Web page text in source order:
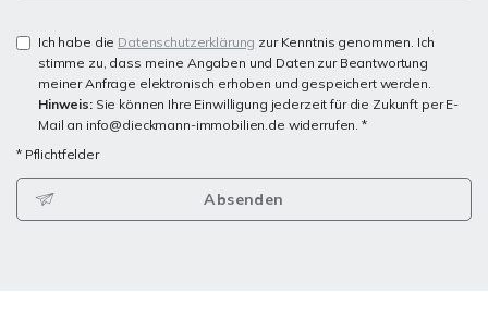
Ich habe die Datenschutzerklärung zur Kenntnis genommen. Ich
stimme zu, dass meine Angaben und Daten zur Beantwortung
meiner Anfrage elektronisch erhoben und gespeichert werden.
Hinweis:Sie können Ihre Einwilligung jederzeit für die Zukunft per E-
Mail an info@dieckmann-immobilien.de widerrufen. *
* Pflichtfelder
Absenden